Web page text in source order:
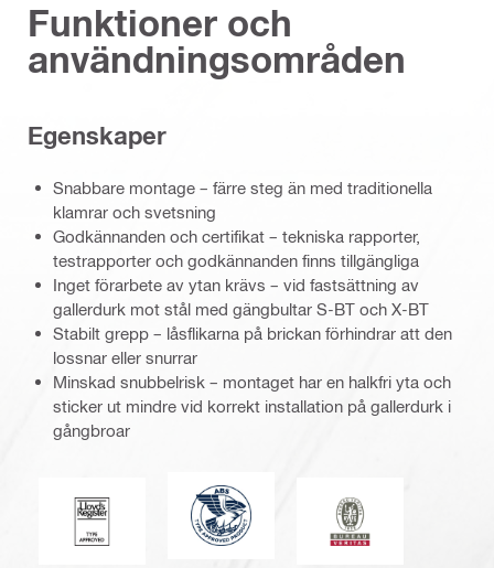
Funktioner och
användningsområden
Egenskaper
Snabbare montage – färre steg än med traditionella
klamrar och svetsning
Godkännanden och certifikat – tekniska rapporter,
testrapporter och godkännanden finns tillgängliga
Inget förarbete av ytan krävs – vid fastsättning av
gallerdurk mot stål med gängbultar S-BT och X-BT
Stabilt grepp – låsflikarna på brickan förhindrar att den
lossnar eller snurrar
Minskad snubbelrisk – montaget har en halkfri yta och
sticker ut mindre vid korrekt installation på gallerdurk i
gångbroar
Lloyd's Register American Bureau of Shipping
Bureau Veritas